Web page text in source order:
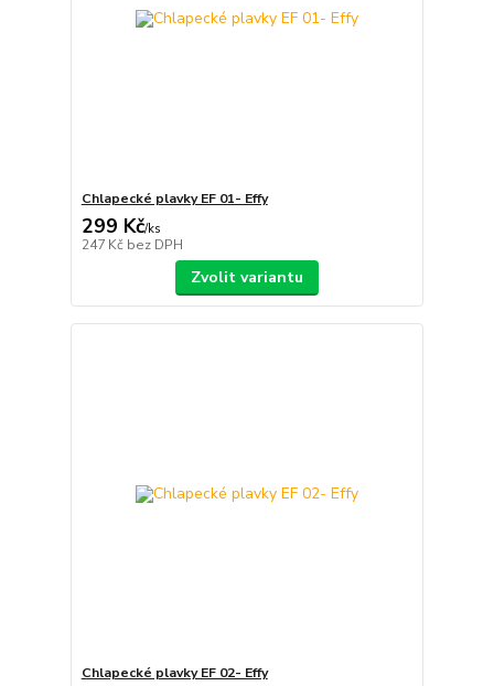
Chlapecké plavky EF 01- Effy
299 Kč/ks
247 Kč bez DPH
Zvolit variantu
Chlapecké plavky EF 02- Effy